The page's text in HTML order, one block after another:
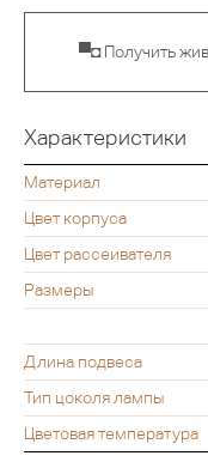
▀◘ Получить
Характеристики
Материал
Цвет корпуса
Цвет рассеивателя
Размеры
Длина подвеса
Тип цоколя лампы
Цветовая температура